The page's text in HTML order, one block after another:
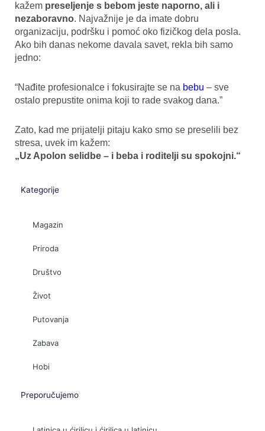
kažem preseljenje s bebom jeste naporno, ali i
nezaboravno. Najvažnije je da imate dobru
organizaciju, podršku i pomoć oko fizičkog dela posla.
Ako bih danas nekome davala savet, rekla bih samo
jedno:
“Nađite profesionalce i fokusirajte se na bebu – sve
ostalo prepustite onima koji to rade svakog dana.”
Zato, kad me prijatelji pitaju kako smo se preselili bez
stresa, uvek im kažem:
„Uz Apolon selidbe – i beba i roditelji su spokojni.“
Kategorije
Magazin
Priroda
Društvo
Život
Putovanja
Zabava
Hobi
Preporučujemo